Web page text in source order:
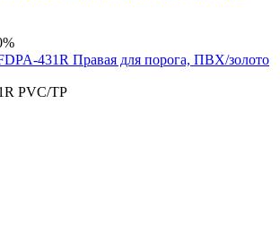
431R Правая для порога, ПВХ/золото
PVC/TP